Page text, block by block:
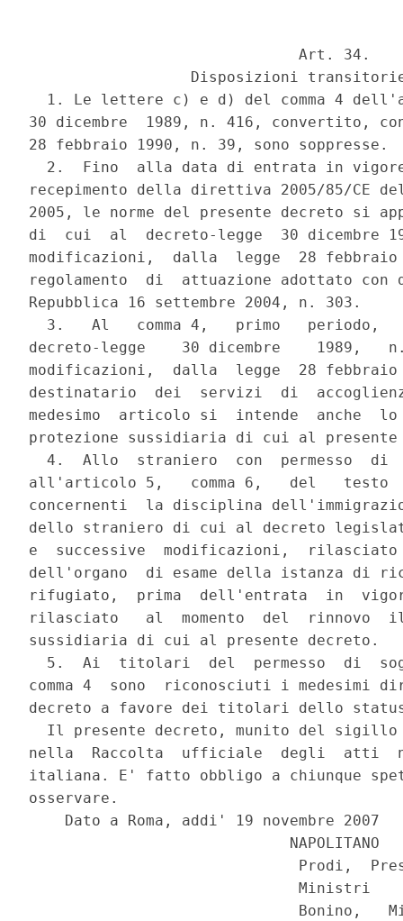
                              Art. 34.
Disposizioni
1. Le lettere c) e d) del comma 4
30 dicembre  1989, n. 416, convertito,
28 febbraio 1990, n. 39, sono soppresse.
2.  Fino  alla data di entrata in
recepimento della direttiva 2005/85/CE
2005, le norme del presente decreto si
di  cui  al  decreto-legge  30 dicembre
modificazioni,  dalla  legge  28
regolamento  di  attuazione adottato con
Repubblica 16 settembre 2004, n. 303.
3.   Al   comma 4,   primo   periodo,
decreto-legge    30 dicembre    1989,
modificazioni,  dalla  legge  28
destinatario  dei  servizi  di
medesimo  articolo si  intende  anche
protezione sussidiaria di cui al presente
4.  Allo  straniero  con  permesso  di
all'articolo 5,   comma 6,   del   testo
concernenti  la disciplina
dello straniero di cui al decreto
e  successive  modificazioni,
dell'organo  di esame della istanza di
rifugiato,  prima  dell'entrata  in
rilasciato   al  momento  del  rinnovo  il
sussidiaria di cui al presente decreto.
5.  Ai  titolari  del  permesso  di
comma 4  sono  riconosciuti i
decreto a favore dei titolari dello
Il presente decreto, munito del
nella  Raccolta  ufficiale  degli  atti
italiana. E' fatto obbligo a chiunque
osservare.
    Dato a Roma, addi' 19 novembre 2007
                             NAPOLITANO
Prodi,
                              Ministri
Bonino,